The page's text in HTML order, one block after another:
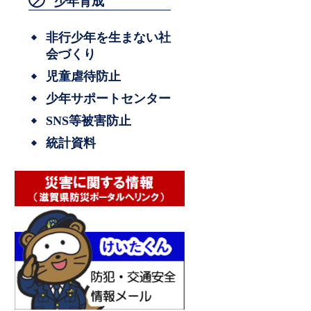
非行少年を生まない社
会づくり
児童虐待防止
少年サポートセンター
SNS等被害防止
統計資料